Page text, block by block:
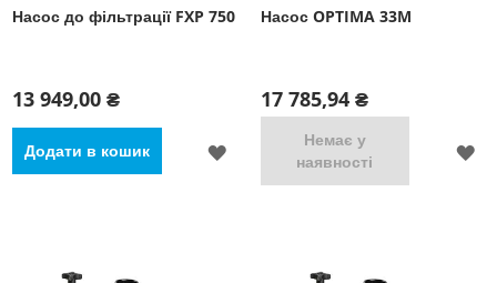
Насос до фільтрації FXP 750
13 949,00 ₴
Додати в кошик
ДОДАТИ
Насос OPTIMA 33M
17 785,94 ₴
Немає у
наявності